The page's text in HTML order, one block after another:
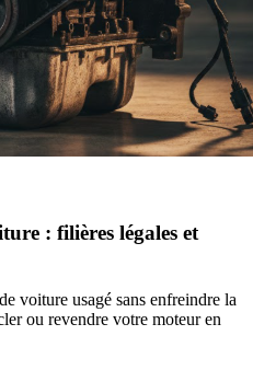
: filières légales et
voiture usagé sans enfreindre la
ou revendre votre moteur en